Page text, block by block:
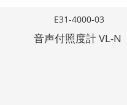
E31-4000-03
音声付照度計 VL-N